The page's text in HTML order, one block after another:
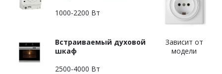
1000-2200 Вт
Встраиваемый духовой
шкаф
2500-4000 Вт
Зависит от
модели